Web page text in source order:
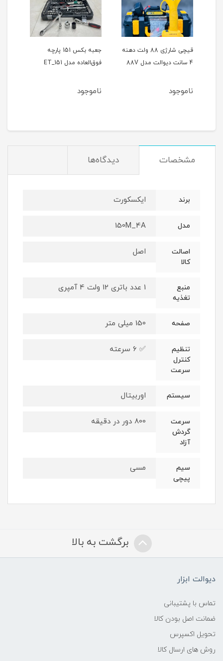
قیچی شارژی 88 ولت دهنه
4 سانت دیوالت مدل 88V
ناموجود
جعبه بکس 151 پارچه
فوق‌العاده مدل ET_151
ناموجود
مشخصات دیدگاه‌ها
برند ایکسکورت
مدل 150M_4A
اصالت
کالا
اصل
منبع
تغذیه
1 عدد باتری 12 ولت 4 آمپری
صفحه 150 میلی متر
تنظیم
کنترل
سرعت
✅ 6 سرعته
سیستم اوربیتال
سرعت
گردش
آزاد
800 دور در دقیقه
سیم
پیچی
مسی
برگشت به بالا
دیوالت ابزار
تماس با پشتیبانی
ضمانت اصل بودن کالا
تحویل اکسپرس
روش های ارسال کالا